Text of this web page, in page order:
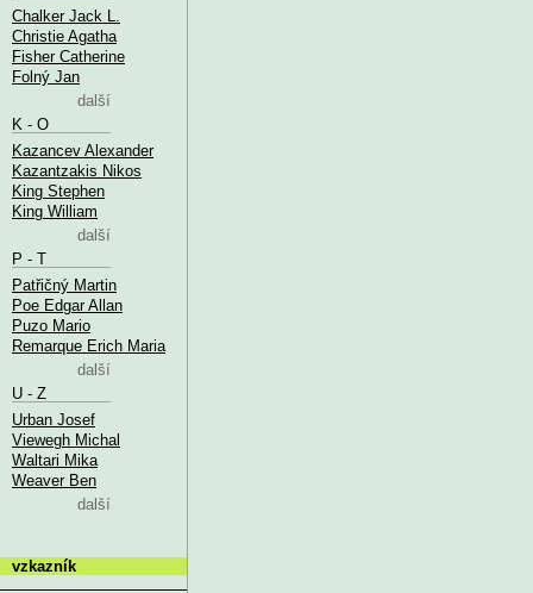
Chalker Jack L.
Christie Agatha
Fisher Catherine
Folný Jan
další
K - O
Kazancev Alexander
Kazantzakis Nikos
King Stephen
King William
další
P - T
Patřičný Martin
Poe Edgar Allan
Puzo Mario
Remarque Erich Maria
další
U - Z
Urban Josef
Viewegh Michal
Waltari Mika
Weaver Ben
další
vzkazník